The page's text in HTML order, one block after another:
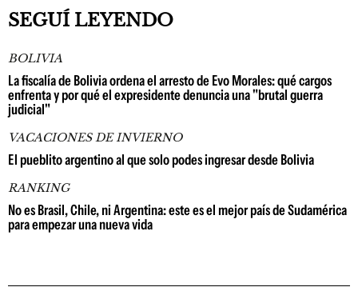
SEGUÍ LEYENDO
BOLIVIA
La fiscalía de Bolivia ordena el arresto de Evo Morales: qué cargos
enfrenta y por qué el expresidente denuncia una "brutal guerra
judicial"
VACACIONES DE INVIERNO
El pueblito argentino al que solo podes ingresar desde Bolivia
RANKING
No es Brasil, Chile, ni Argentina: este es el mejor país de Sudamérica
para empezar una nueva vida